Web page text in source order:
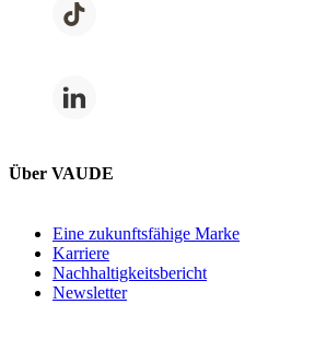
Über VAUDE
Eine zukunftsfähige Marke
Karriere
Nachhaltigkeitsbericht
Newsletter